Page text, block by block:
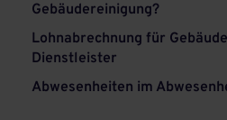
Gebäudereinigung?
Lohnabrechnung für
Dienstleister
Abwesenheiten im